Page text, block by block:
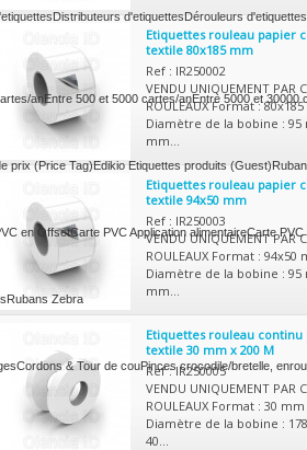
Distributeurs d'etiquettesDérouleurs d'etiquettes
anEntre 500 et 5000 cartes/anEntre 5000 et 30000
prix (Price Tag)Edikio Etiquettes produits (Guest)
en OffsetCarte PVC Application alimentaireCarte PVC
Rubans Zebra
Cordons & Tour de couPinces crocodile/bretelle,
Etiquettes rouleau papier
textile 80x185 mm
Ref : IR250002
VENDU UNIQUEMENT PAR
ROULEAUX Format :
Diamètre de la bobine : 95
mm...
Etiquettes rouleau papier
textile 94x50 mm
Ref : IR250003
VENDU UNIQUEMENT PAR
ROULEAUX Format : 94x50
Diamètre de la bobine : 95
mm...
Etiquettes rouleau
textile 30 mm x 200 M
Ref : IR250005
VENDU UNIQUEMENT PAR
ROULEAUX Format : 30
Diamètre de la bobine :
40...